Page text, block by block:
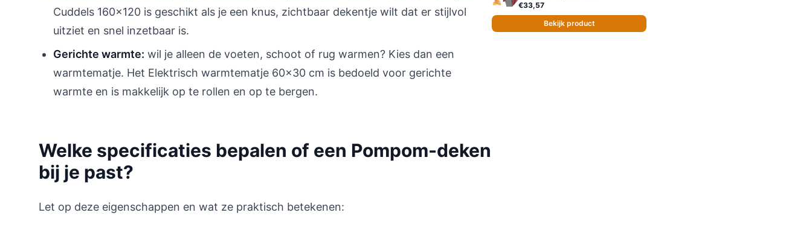
Cuddels 160x120 is geschikt als je een knus, zichtbaar dekentje wilt dat er stijlvol
uitziet en snel inzetbaar is.
Gerichte warmte: wil je alleen de voeten, schoot of rug warmen? Kies dan een
warmtematje. Het Elektrisch warmtematje 60×30 cm is bedoeld voor gerichte
warmte en is makkelijk op te rollen en op te bergen.
Welke specificaties bepalen of een Pompom-deken
bij je past?
Let op deze eigenschappen en wat ze praktisch betekenen:
€33,57
Bekijk product